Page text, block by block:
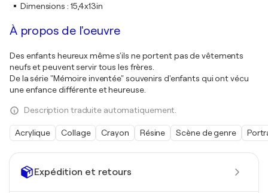
Expédition et retours
Dimensions : 15,4x13in
À propos de l'oeuvre
Des enfants heureux même s'ils ne portent pas de vêtements
neufs et peuvent servir tous les frères.
De la série "Mémoire inventée" souvenirs d'enfants qui ont vécu
une enfance différente et heureuse.
Description traduite automatiquement.
Acrylique Collage Crayon Résine Scène de genre